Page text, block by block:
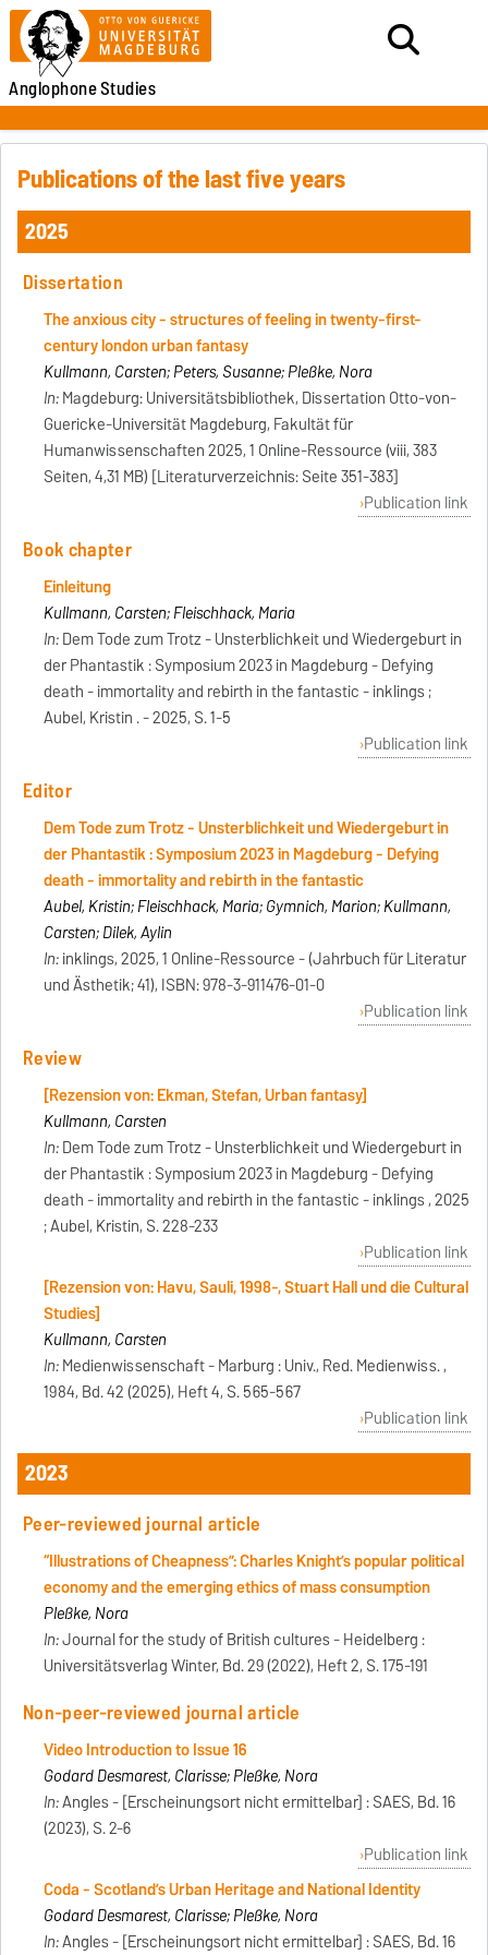
AnglophoneStudies
Publications of the last five years
2025
Dissertation
The anxious city - structures of feeling in twenty-first-
century london urban fantasy
Kullmann, Carsten; Peters, Susanne; Pleßke, Nora
In:Magdeburg: Universitätsbibliothek, Dissertation Otto-von-
Guericke-Universität Magdeburg, Fakultät für
Humanwissenschaften 2025, 1 Online-Ressource (viii, 383
Seiten, 4,31 MB) [Literaturverzeichnis: Seite 351-383]
Publication link
Book chapter
Einleitung
Kullmann, Carsten; Fleischhack, Maria
In:Dem Tode zum Trotz - Unsterblichkeit und Wiedergeburt in
der Phantastik : Symposium 2023 in Magdeburg - Defying
death - immortality and rebirth in the fantastic - inklings ;
Aubel, Kristin . - 2025, S. 1-5
Publication link
Editor
Dem Tode zum Trotz - Unsterblichkeit und Wiedergeburt in
der Phantastik : Symposium 2023 in Magdeburg - Defying
death - immortality and rebirth in the fantastic
Aubel, Kristin; Fleischhack, Maria; Gymnich, Marion; Kullmann,
Carsten; Dilek, Aylin
In:inklings, 2025, 1 Online-Ressource - (Jahrbuch für Literatur
und Ästhetik; 41), ISBN: 978-3-911476-01-0
Publication link
Review
[Rezension von: Ekman, Stefan, Urban fantasy]
Kullmann, Carsten
In:Dem Tode zum Trotz - Unsterblichkeit und Wiedergeburt in
der Phantastik : Symposium 2023 in Magdeburg - Defying
death - immortality and rebirth in the fantastic - inklings , 2025
; Aubel, Kristin, S. 228-233
Publication link
[Rezension von: Havu, Sauli, 1998-, Stuart Hall und die Cultural
Studies]
Kullmann, Carsten
In:Medienwissenschaft - Marburg : Univ., Red. Medienwiss. ,
1984, Bd. 42 (2025), Heft 4, S. 565-567
Publication link
2023
Peer-reviewed journal article
“Illustrations of Cheapness”: Charles Knight’s popular political
economy and the emerging ethics of mass consumption
Pleßke, Nora
In:Journal for the study of British cultures - Heidelberg :
Universitätsverlag Winter, Bd. 29 (2022), Heft 2, S. 175-191
Non-peer-reviewed journal article
Video Introduction to Issue 16
Godard Desmarest, Clarisse; Pleßke, Nora
In:Angles - [Erscheinungsort nicht ermittelbar] : SAES, Bd. 16
(2023), S. 2-6
Publication link
Coda - Scotland’s Urban Heritage and National Identity
Godard Desmarest, Clarisse; Pleßke, Nora
In:Angles - [Erscheinungsort nicht ermittelbar] : SAES, Bd. 16